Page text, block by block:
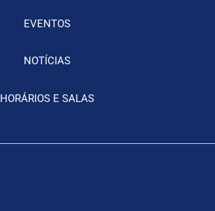
EVENTOS
NOTÍCIAS
HORÁRIOS E SALAS